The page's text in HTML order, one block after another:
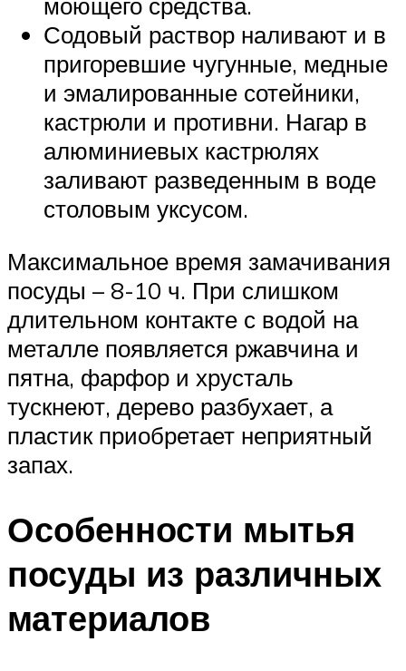
Содовый раствор наливают и в
пригоревшие чугунные, медные
и эмалированные сотейники,
кастрюли и противни. Нагар в
алюминиевых кастрюлях
заливают разведенным в воде
столовым уксусом.
Максимальное время замачивания
посуды – 8-10 ч. При слишком
длительном контакте с водой на
металле появляется ржавчина и
пятна, фарфор и хрусталь
тускнеют, дерево разбухает, а
пластик приобретает неприятный
запах.
Особенности мытья
посуды из различных
материалов